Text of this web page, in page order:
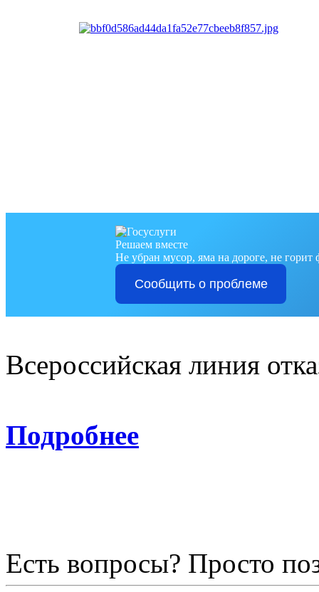
Решаем вместе
Не убран мусор, яма на дороге, не горит
Сообщить о проблеме
Всероссийская линия
Подробнее
Есть вопросы? Просто